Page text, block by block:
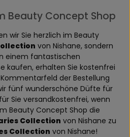
Beauty Concept Shop
wir Sie herzlich im Beauty
von Nishane, sondern
einem fantastischen
kaufen, erhalten Sie kostenfrei
der Bestellung
fünf wunderschöne Düfte für
Sie versandkostenfrei, wenn
Beauty Concept Shop die
Collection von Nishane zu
Collection von Nishane!